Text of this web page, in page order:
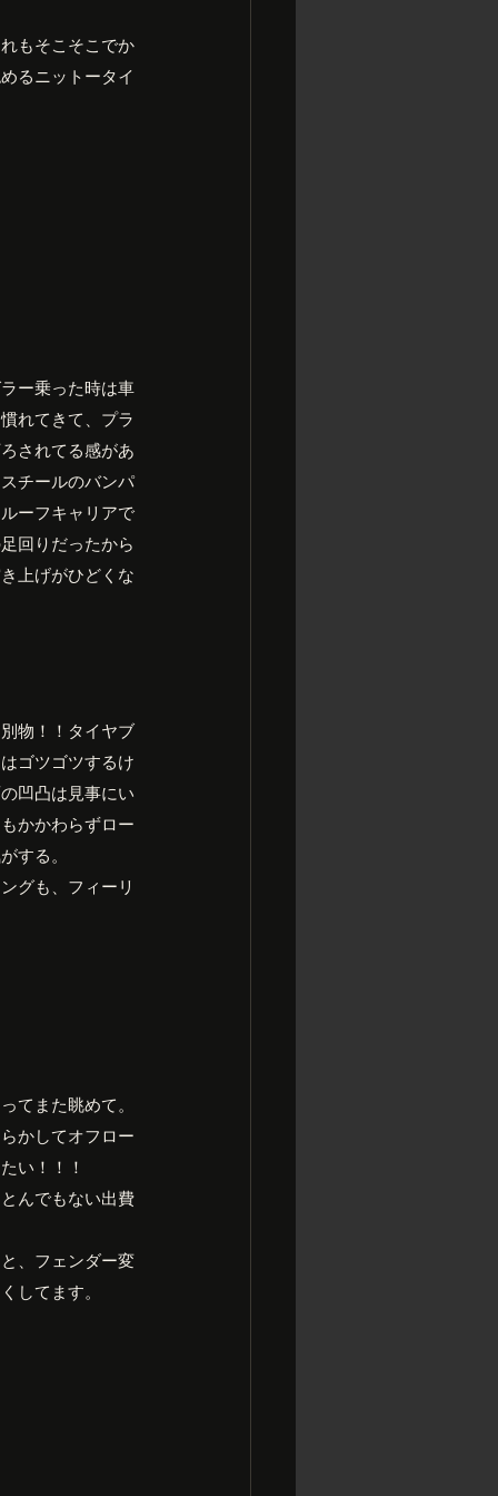
もそこそこでか
るニットータイ
ー乗った時は車
れてきて、プラ
されてる感があ
チールのバンパ
ーフキャリアで
回りだったから
上げがひどくな
物！！タイヤブ
ゴツゴツするけ
凹凸は見事にい
かかわらずロー
する。
グも、フィーリ
てまた眺めて。
かしてオフロー
い！！！
んでもない出費
、フェンダー変
してます。